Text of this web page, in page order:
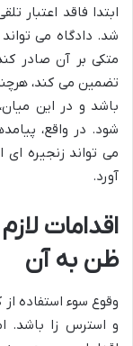
ابتدا فاقد اعتبار
شد. دادگاه می
متکی بر آن صادر
تضمین می کند،
باشد و در این
شود. در واقع،
می تواند زنجیره ای
آورد.
اقدامات
ظن به آن
وقوع سوء استفاده از
و استرس زا باشد.